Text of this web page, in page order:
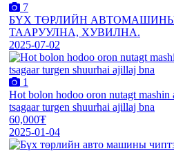
7
БҮХ ТӨРЛИЙН
ТААРУУЛНА, ХУВИЛНА.
2025-07-02
1
Hot bolon hodoo oron nutagt
tsagaar turgen shuurhai ajillaj bna
60,000₮
2025-01-04